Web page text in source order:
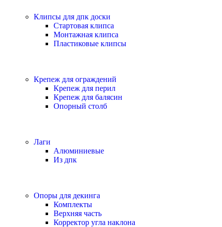
Клипсы для дпк доски
Стартовая клипса
Монтажная клипса
Пластиковые клипсы
Крепеж для ограждений
Крепеж для перил
Крепеж для балясин
Опорный столб
Лаги
Алюминиевые
Из дпк
Опоры для декинга
Комплекты
Верхняя часть
Корректор угла наклона